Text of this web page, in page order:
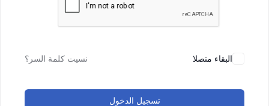
البقاء متصلا نسيت كلمة السر؟
تسجيل الدخول